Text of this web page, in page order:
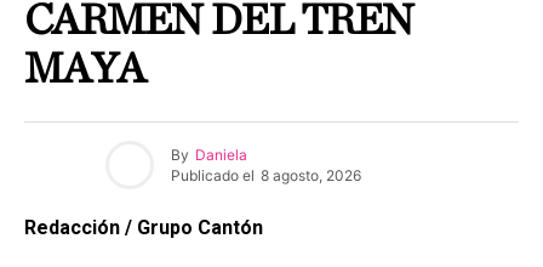
CARMEN DEL TREN
MAYA
By Daniela
Publicado el 8 agosto, 2026
Redacción / Grupo Cantón